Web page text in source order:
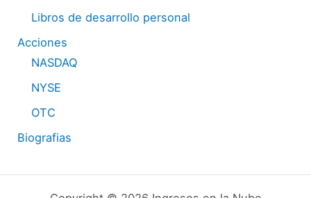
Libros de desarrollo personal
Acciones
NASDAQ
NYSE
OTC
Biografias